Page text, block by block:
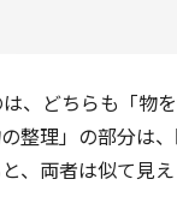
、どちらも「物
整理」の部分は
、両者は似て見え